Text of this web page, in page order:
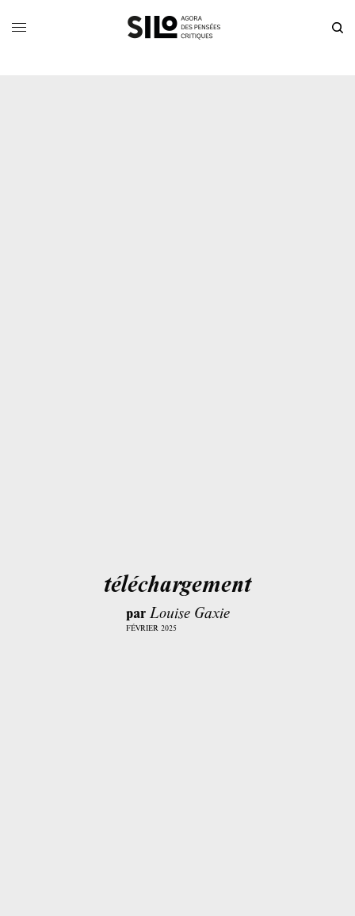
téléchargement
par Louise Gaxie
FÉVRIER 2025